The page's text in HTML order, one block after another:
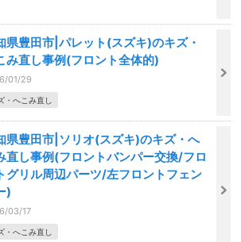
県豊田市|パレット(スズキ)のキズ・
み直し事例(フロント全体的)
01/29
・へこみ直し
県豊田市|ソリオ(スズキ)のキズ・へ
直し事例(フロントバンパー交換/フロ
グリル周辺パーツ/左フロントフェン
)
03/17
・へこみ直し